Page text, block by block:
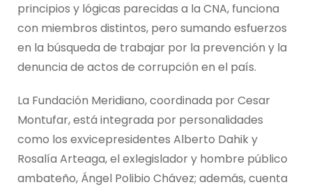
principios y lógicas parecidas a la CNA, funciona
con miembros distintos, pero sumando esfuerzos
en la búsqueda de trabajar por la prevención y la
denuncia de actos de corrupción en el país.
La Fundación Meridiano, coordinada por Cesar
Montufar, está integrada por personalidades
como los exvicepresidentes Alberto Dahik y
Rosalía Arteaga, el exlegislador y hombre público
ambateño, Ángel Polibio Chávez; además, cuenta